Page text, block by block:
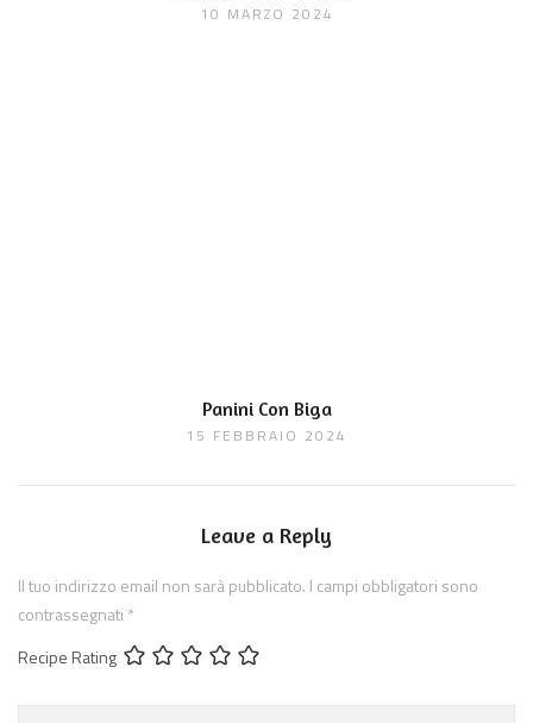
10 MARZO 2024
Panini Con Biga
15 FEBBRAIO 2024
Leave a Reply
Il tuo indirizzo email non sarà pubblicato. I campi obbligatori sono
contrassegnati *
Recipe Rating